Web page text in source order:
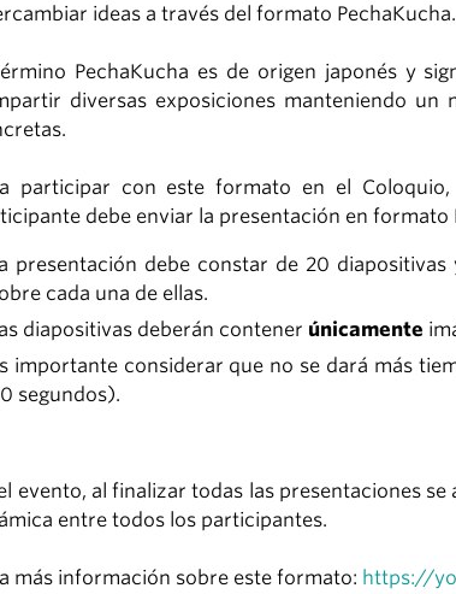
ideas a través del formato PechaKucha.
PechaKucha es de origen japonés y
diversas exposiciones manteniendo
participar con este formato en el
debe enviar la presentación en
presentación debe constar de 20
cada una de ellas.
diapositivas deberán contener únicamente
importante considerar que no se dará más
segundos).
evento, al finalizar todas las presentaciones
entre todos los participantes.
más información sobre este formato: https://